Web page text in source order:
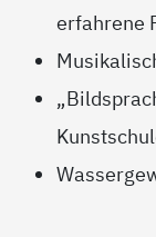
erfahrene